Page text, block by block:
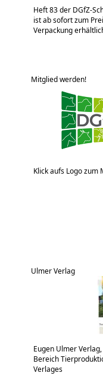
Heft 83 der DGfZ-
ist ab sofort zum
Verpackung
Mitglied werden!
Klick aufs Logo zum
Ulmer Verlag
Eugen Ulmer
Bereich
Verlages